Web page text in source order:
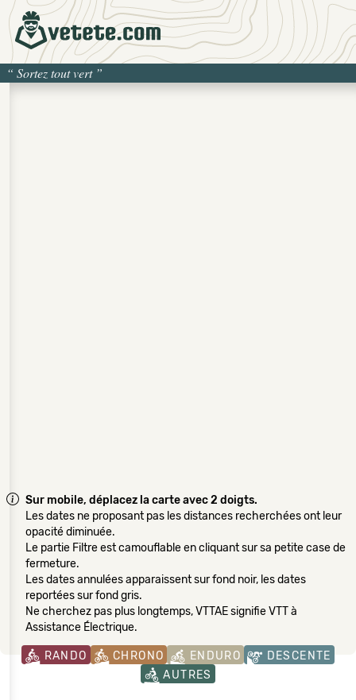
“ Sortez tout vert”
Sur mobile, déplacez la carte avec 2 doigts.
Les dates ne proposant pas les distances recherchées ont leur
opacité diminuée.
Le partie Filtre est camouflable en cliquant sur sa petite case de
fermeture.
Les dates annulées apparaissent sur fond noir, les dates
reportées sur fond gris.
Ne cherchez pas plus longtemps, VTTAE signifie VTT à
Assistance Électrique.
RANDO CHRONO ENDURO
DESCENTE
AUTRES